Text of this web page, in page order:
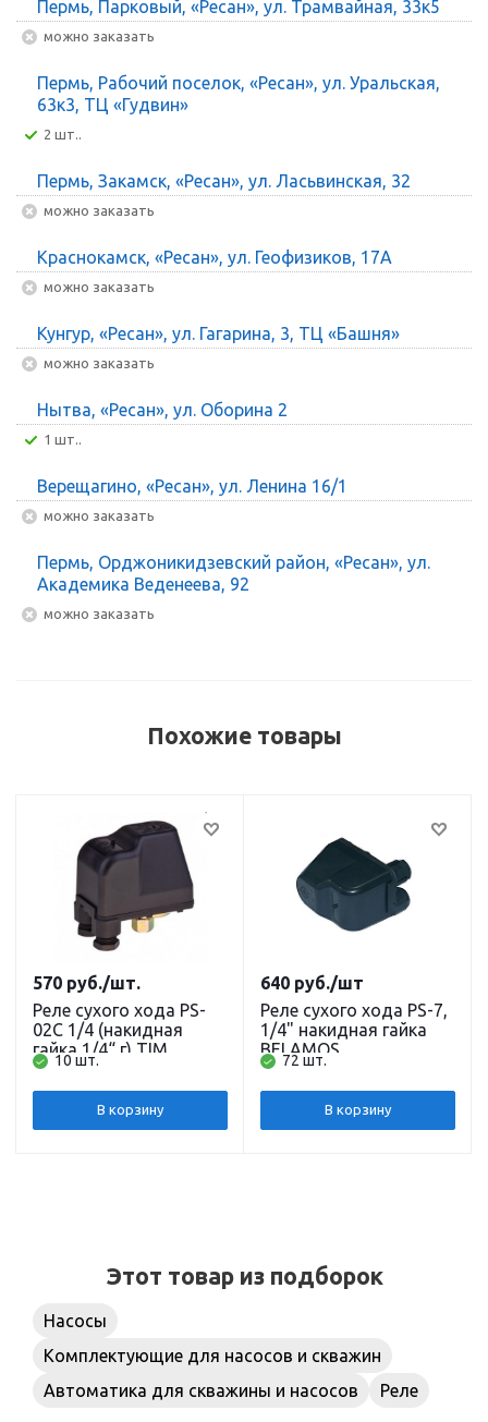
Пермь, Парковый, «Ресан», ул. Трамвайная, 33к5
Можно заказать
Пермь, Рабочий поселок, «Ресан», ул. Уральская,
63к3, ТЦ «Гудвин»
2 шт..
Пермь, Закамск, «Ресан», ул. Ласьвинская, 32
Можно заказать
Краснокамск, «Ресан», ул. Геофизиков, 17А
Можно заказать
Кунгур, «Ресан», ул. Гагарина, 3, ТЦ «Башня»
Можно заказать
Нытва, «Ресан», ул. Оборина 2
1 шт..
Верещагино, «Ресан», ул. Ленина 16/1
Можно заказать
Пермь, Орджоникидзевский район, «Ресан», ул.
Академика Веденеева, 92
Можно заказать
Похожие товары
Реле сухого хода PS-
02C 1/4 (накидная
гайка 1/4“ г) TIM
10 шт.
570 руб./шт.
В корзину
Реле сухого хода PS-7,
1/4" накидная гайка
BELAMOS
72 шт.
640 руб./шт
В корзину
Этот товар из подборок
Насосы
Комплектующие для насосов и скважин
Автоматика для скважины и насосов
Реле